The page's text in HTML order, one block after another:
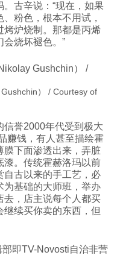
古辛说：“现在，如果
粉色，根本不用试，
烤炉烧制。那都是丙烯
烧坏褪色。”
） / Courtesy of
信誉2000年代受到极大
赚钱，有人甚至描绘霍
膜下面渗透出来，弄脏
漆。传统霍赫洛玛以前
古以来的手工艺，必
为基础的大师班，举办
去，店主说每个人都买
续买你卖的东西，但
即TV-Novosti自治非营